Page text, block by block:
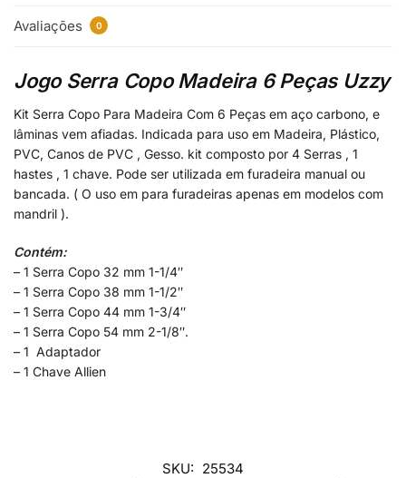
Avaliações 0
Jogo Serra Copo Madeira 6 Peças Uzzy
Kit Serra Copo Para Madeira Com 6 Peças em aço carbono, e
lâminas vem afiadas. Indicada para uso em Madeira, Plástico,
PVC, Canos de PVC , Gesso. kit composto por 4 Serras , 1
hastes , 1 chave. Pode ser utilizada em furadeira manual ou
bancada. ( O uso em para furadeiras apenas em modelos com
mandril ).
Contém:
– 1 Serra Copo 32 mm 1-1/4″
– 1 Serra Copo 38 mm 1-1/2″
– 1 Serra Copo 44 mm 1-3/4″
– 1 Serra Copo 54 mm 2-1/8″.
– 1 Adaptador
– 1 Chave Allien
SKU: 25534